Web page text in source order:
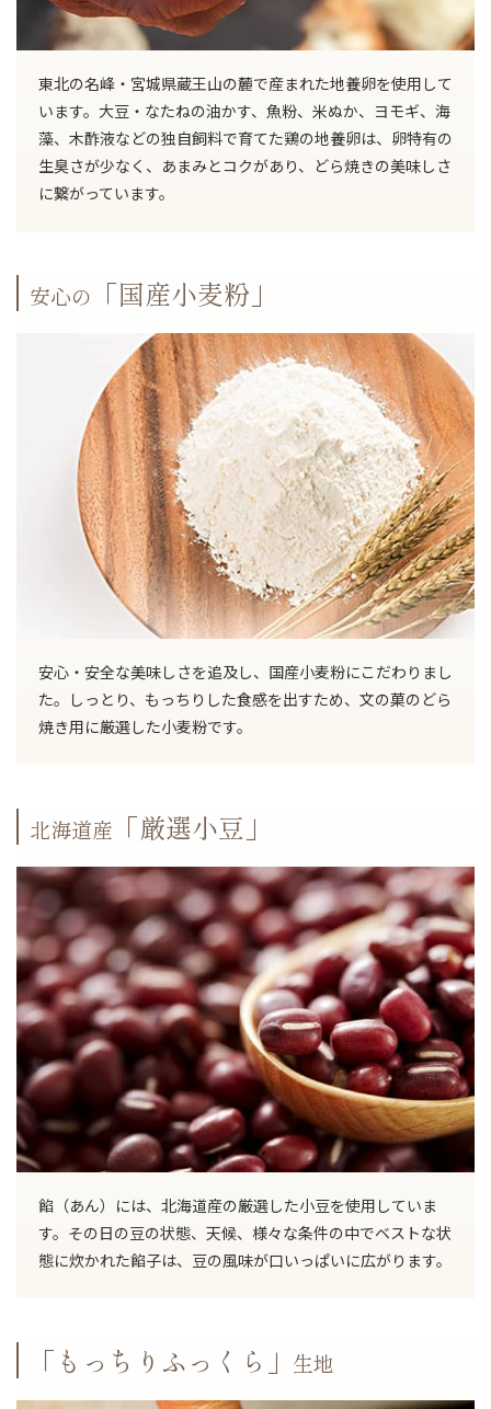
東北の名峰・宮城県蔵王山の麓で産まれた地養卵を使用して
います。大豆・なたねの油かす、魚粉、米ぬか、ヨモギ、海
藻、木酢液などの独自飼料で育てた鶏の地養卵は、卵特有の
生臭さが少なく、あまみとコクがあり、どら焼きの美味しさ
に繋がっています。
安心の 「国産小麦粉」
安心・安全な美味しさを追及し、国産小麦粉にこだわりまし
た。しっとり、もっちりした食感を出すため、文の菓のどら
焼き用に厳選した小麦粉です。
北海道産 「厳選小豆」
餡（あん）には、北海道産の厳選した小豆を使用していま
す。その日の豆の状態、天候、様々な条件の中でベストな状
態に炊かれた餡子は、豆の風味が口いっぱいに広がります。
「もっちりふっくら」 生地